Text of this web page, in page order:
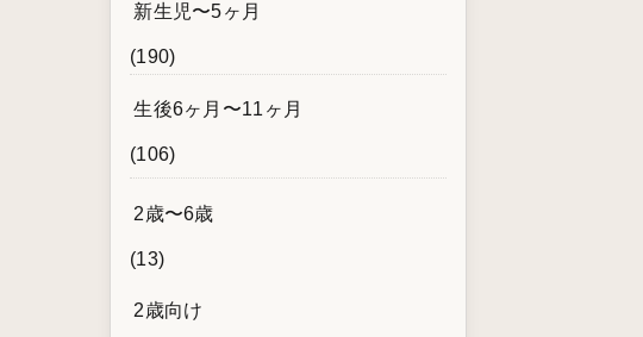
新生児〜5ヶ月
(190)
生後6ヶ月〜11ヶ月
(106)
2歳〜6歳
(13)
2歳向け